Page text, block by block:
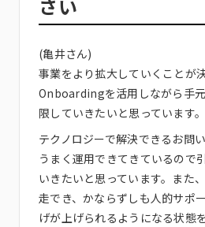
さい
(亀井さん)
事業をより拡大していくことが
Onboardingを活用しながら手
限していきたいと思っています。
テクノロジーで解決できるお問
うまく運用できてきているので
いきたいと思っています。また
走でき、かならずしも人的サポ
げが上げられるようになる状態